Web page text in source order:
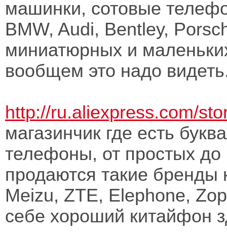
машинки, сотовые
BMW, Audi, Bentley,
миниатюрных и
вообщем это надо
http://ru.aliexpress.com/
магазинчик где есть
телефоны, от простых
продаются такие бренды
Meizu, ZTE, Elephone,
себе хороший китайфон